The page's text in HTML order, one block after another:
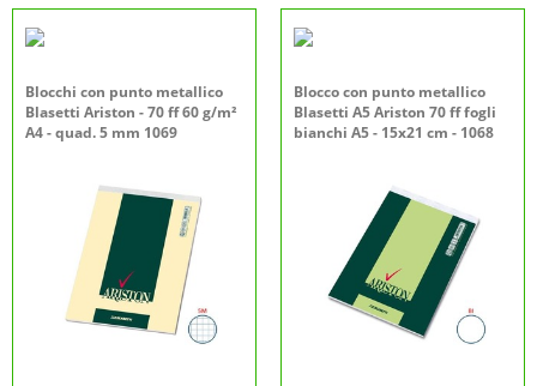
Blocchi con punto metallico
Blasetti Ariston - 70 ff 60 g/m²
A4 - quad. 5 mm 1069
Blocco con punto metallico
Blasetti A5 Ariston 70 ff fogli
bianchi A5 - 15x21 cm - 1068